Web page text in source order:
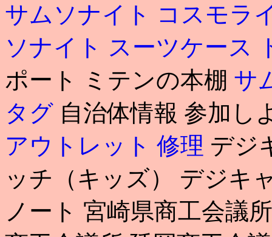
サムソナイト コスモラ
ソナイト スーツケース
ポート ミテンの本棚 サ
タグ 自治体情報 参加し
アウトレット 修理 デジ
ッチ（キッズ） デジキ
ノート 宮崎県商工会議